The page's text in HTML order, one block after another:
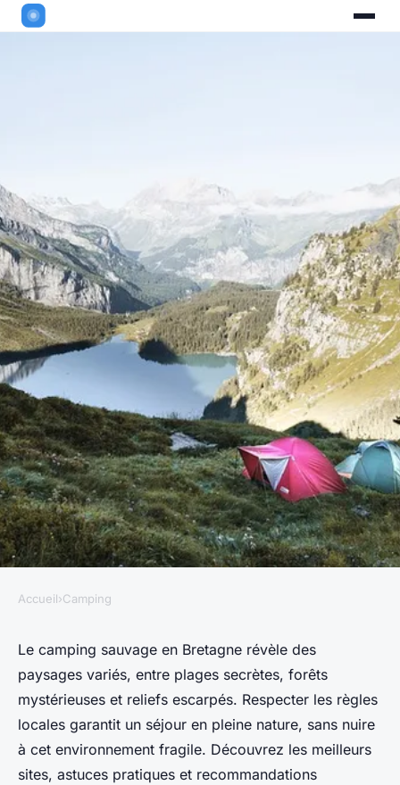
CAMPING
Camping sauvage en Bretagne
: explorez les trésors cachés
Samuel• 30 mai 2025 •4 min de lecture
Accueil›Camping
Le camping sauvage en Bretagne révèle des
paysages variés, entre plages secrètes, forêts
mystérieuses et reliefs escarpés. Respecter les règles
locales garantit un séjour en pleine nature, sans nuire
à cet environnement fragile. Découvrez les meilleurs
sites, astuces pratiques et recommandations